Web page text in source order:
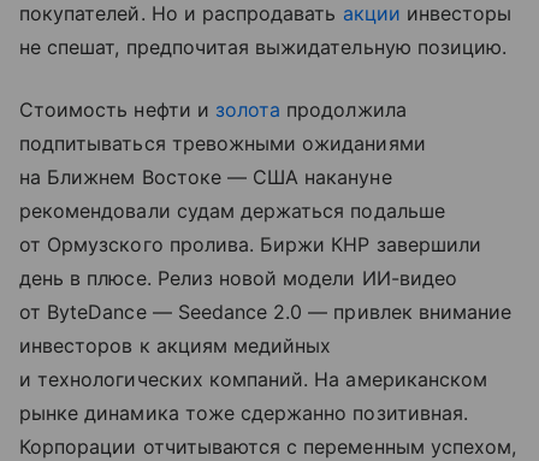
покупателей. Но и распродавать акции инвесторы
не спешат, предпочитая выжидательную позицию.
Стоимость нефти и золота продолжила
подпитываться тревожными ожиданиями
на Ближнем Востоке — США накануне
рекомендовали судам держаться подальше
от Ормузского пролива. Биржи КНР завершили
день в плюсе. Релиз новой модели ИИ-видео
от ByteDance — Seedance 2.0 — привлек внимание
инвесторов к акциям медийных
и технологических компаний. На американском
рынке динамика тоже сдержанно позитивная.
Корпорации отчитываются с переменным успехом,